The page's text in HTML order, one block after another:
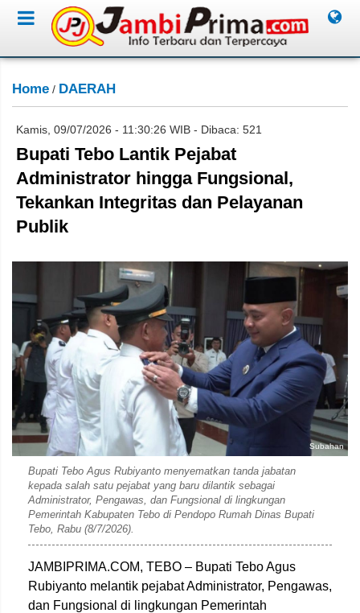
Home / DAERAH
Kamis, 09/07/2026 - 11:30:26 WIB - Dibaca: 521
Bupati Tebo Lantik Pejabat
Administrator hingga Fungsional,
Tekankan Integritas dan Pelayanan
Publik
Subahan
Bupati Tebo Agus Rubiyanto menyematkan tanda jabatan
kepada salah satu pejabat yang baru dilantik sebagai
Administrator, Pengawas, dan Fungsional di lingkungan
Pemerintah Kabupaten Tebo di Pendopo Rumah Dinas Bupati
Tebo, Rabu (8/7/2026).
JAMBIPRIMA.COM, TEBO – Bupati Tebo Agus
Rubiyanto melantik pejabat Administrator, Pengawas,
dan Fungsional di lingkungan Pemerintah